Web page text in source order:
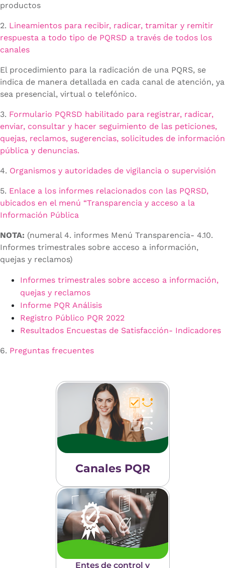
productos
2. Lineamientos para recibir, radicar, tramitar y remitir
respuesta a todo tipo de PQRSD a través de todos los
canales
El procedimiento para la radicación de una PQRS, se
indica de manera detallada en cada canal de atención, ya
sea presencial, virtual o telefónico.
3. Formulario PQRSD habilitado para registrar, radicar,
enviar, consultar y hacer seguimiento de las peticiones,
quejas, reclamos, sugerencias, solicitudes de información
pública y denuncias.
4. Organismos y autoridades de vigilancia o supervisión
5. Enlace a los informes relacionados con las PQRSD,
ubicados en el menú “Transparencia y acceso a la
Información Pública
NOTA: (numeral 4. informes Menú Transparencia- 4.10.
Informes trimestrales sobre acceso a información,
quejas y reclamos)
Informes trimestrales sobre acceso a información,
quejas y reclamos
Informe PQR Análisis
Registro Público PQR 2022
Resultados Encuestas de Satisfacción- Indicadores
6. Preguntas frecuentes
Canales PQR
Entes de control y